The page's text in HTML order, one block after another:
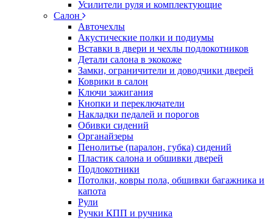
Усилители руля и комплектующие
Салон
Авточехлы
Акустические полки и подиумы
Вставки в двери и чехлы подлокотников
Детали салона в экокоже
Замки, ограничители и доводчики дверей
Коврики в салон
Ключи зажигания
Кнопки и переключатели
Накладки педалей и порогов
Обивки сидений
Органайзеры
Пенолитье (паралон, губка) сидений
Пластик салона и обшивки дверей
Подлокотники
Потолки, ковры пола, обшивки багажника и
капота
Рули
Ручки КПП и ручника